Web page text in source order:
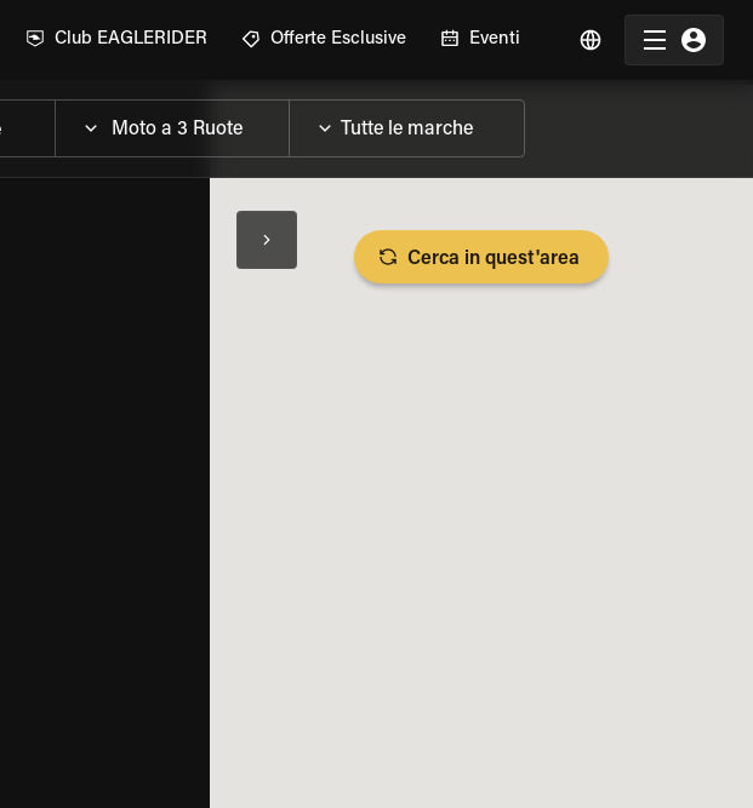
Club EAGLERIDER Offerte Esclusive Eventi
MOTO
Cerca in quest'area